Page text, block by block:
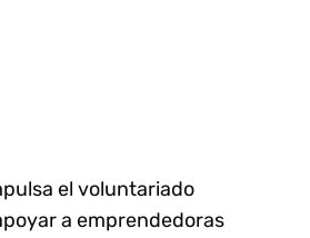
el voluntariado
a emprendedoras